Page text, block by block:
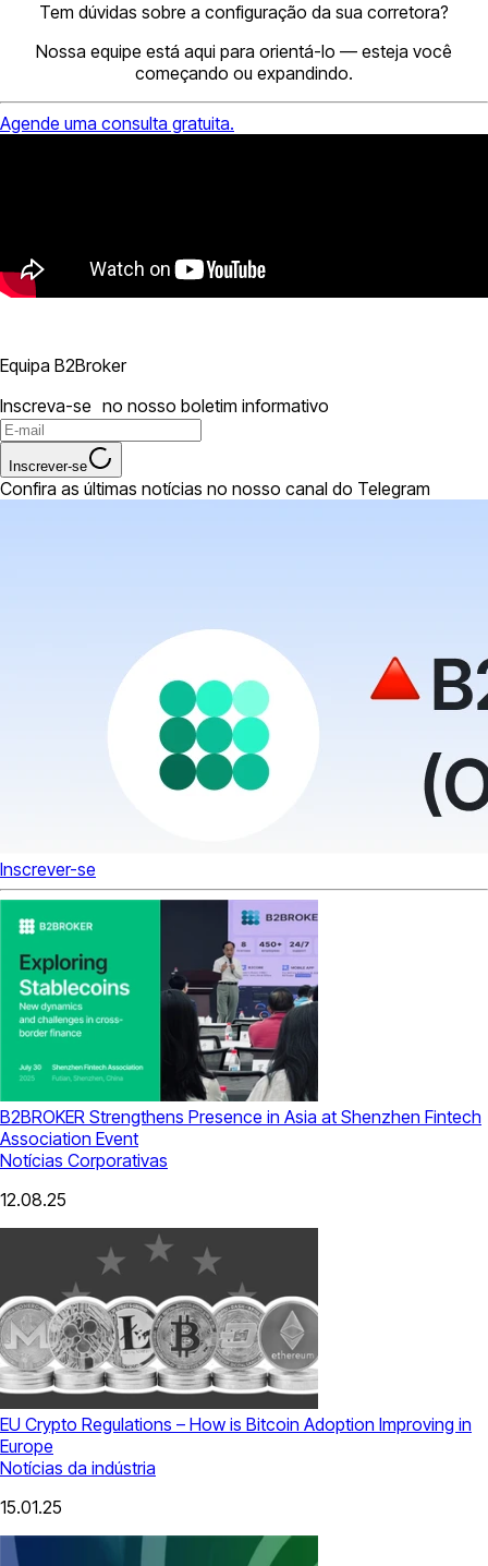
Tem dúvidas sobre a configuração da sua corretora?
Nossa equipe está aqui para orientá-lo — esteja você
começando ou expandindo.
Agende uma consulta gratuita.
Equipa B2Broker
Inscreva-se no nosso boletim informativo
Inscrever-se
Confira as últimas notícias no nosso canal do Telegram
Inscrever-se
B2BROKER Strengthens Presence in Asia at Shenzhen Fintech
Association Event
Notícias Corporativas
12.08.25
EU Crypto Regulations – How is Bitcoin Adoption Improving in
Europe
Notícias da indústria
15.01.25